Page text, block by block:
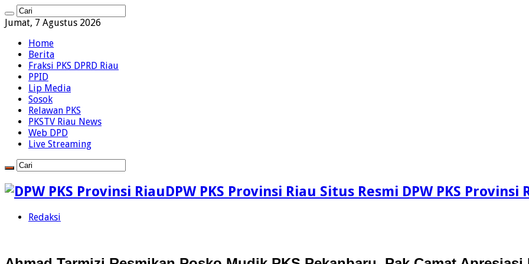
Jumat, 7 Agustus 2026
Home
Berita
Fraksi PKS DPRD Riau
PPID
Lip Media
Sosok
Relawan PKS
PKSTV Riau News
Web DPD
Live Streaming
DPW PKS Provinsi Riau Situs Resmi DPW PKS Provinsi
Redaksi